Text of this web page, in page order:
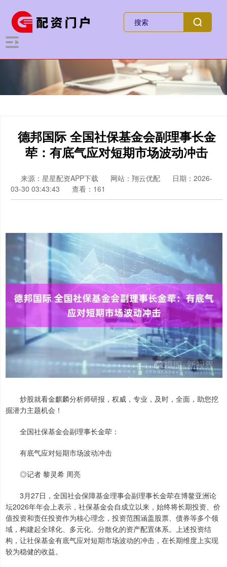
德邦国际 全国社保基金会副理事长金
荦：有底气应对短期市场波动冲击
来源：星星配资APP下载 网站：翔云优配
日期：2026-
03-30 03:43:43
查看：161
炒股就看金麒麟分析师研报，权威，专业，及时，全面，助您挖
掘潜力主题机会！
全国社保基金会副理事长金荦：
有底气应对短期市场波动冲击
◎记者 黎灵希 周亮
3月27日，全国社会保障基金理事会副理事长金荦在博鳌亚洲论
坛2026年年会上表示，社保基金会自成立以来，始终将长期投资、价
值投资和责任投资作为核心理念，投资范围涵盖股票、债券等多个领
域，构建起全球化、多元化、分散化的资产配置体系。上述投资结
构，让社保基金有底气应对短期市场波动的冲击，在长期维度上实现
较为稳健的收益。